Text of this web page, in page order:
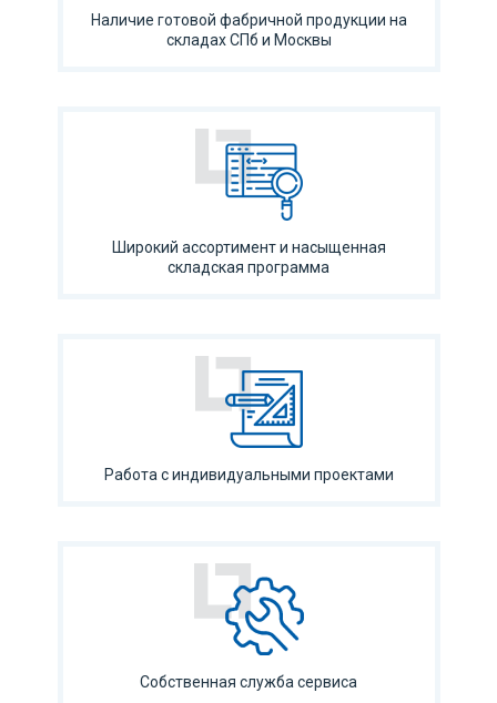
Наличие готовой фабричной продукции на
складах СПб и Москвы
Широкий ассортимент и насыщенная
складская программа
Работа с индивидуальными проектами
Собственная служба сервиса